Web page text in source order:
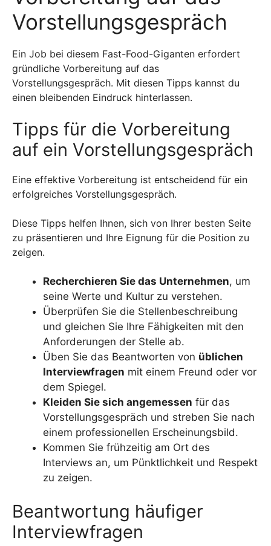
Vorstellungsgespräch
Ein Job bei diesem Fast-Food-Giganten erfordert
gründliche Vorbereitung auf das
Vorstellungsgespräch. Mit diesen Tipps kannst du
einen bleibenden Eindruck hinterlassen.
Tipps für die Vorbereitung
auf ein Vorstellungsgespräch
Eine effektive Vorbereitung ist entscheidend für ein
erfolgreiches Vorstellungsgespräch.
Diese Tipps helfen Ihnen, sich von Ihrer besten Seite
zu präsentieren und Ihre Eignung für die Position zu
zeigen.
Recherchieren Sie das Unternehmen, um
seine Werte und Kultur zu verstehen.
Überprüfen Sie die Stellenbeschreibung
und gleichen Sie Ihre Fähigkeiten mit den
Anforderungen der Stelle ab.
Üben Sie das Beantworten von üblichen
Interviewfragen mit einem Freund oder vor
dem Spiegel.
Kleiden Sie sich angemessen für das
Vorstellungsgespräch und streben Sie nach
einem professionellen Erscheinungsbild.
Kommen Sie frühzeitig am Ort des
Interviews an, um Pünktlichkeit und Respekt
zu zeigen.
Beantwortung häufiger
Interviewfragen